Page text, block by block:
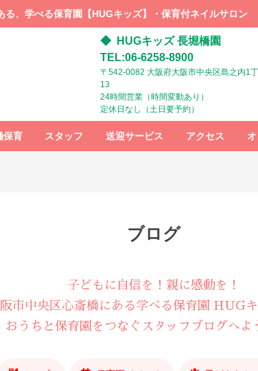
、学べる保育園【HUGキッズ】・保育付ネイルサロン
HUGキッズ 長堀橋園
TEL:06-6258-8900
〒542-0082 大阪府大阪市中央区島之内1
13
24時間営業（時間変動あり）
定休日なし（土日要予約）
保育 スタッフ 送迎サービス アクセス
ブログ
子どもに自信を！親に感動を！
市中央区心斎橋にある学べる保育園 HUGキ
おうちと保育園をつなぐスタッフブログへよ